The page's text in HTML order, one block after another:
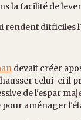
la facilité de
rendent
devait créer
celui-ci il
de l'espar
aménager